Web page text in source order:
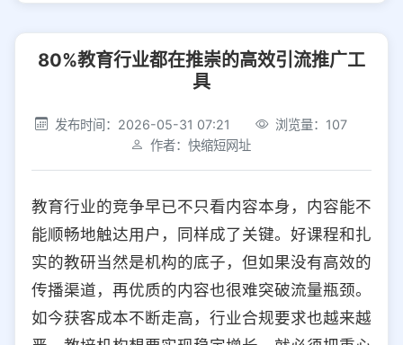
社交平台 电商平台
选择防红平台类型，避免链接被拦截
平台设置
iOS Android PC 其他
选择允许访问的平台类型
80%教育行业都在推崇的高效引流推广工
具
发布时间：2026-05-31 07:21
浏览量：107
作者：快缩短网址
教育行业的竞争早已不只看内容本身，内容能不
能顺畅地触达用户，同样成了关键。好课程和扎
实的教研当然是机构的底子，但如果没有高效的
传播渠道，再优质的内容也很难突破流量瓶颈。
如今获客成本不断走高，行业合规要求也越来越